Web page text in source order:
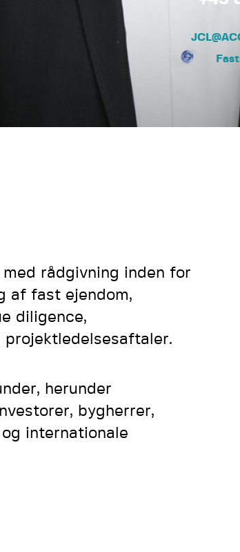
rådgivning inden for
af fast ejendom,
diligence,
herunder
bygherrer,
internationale